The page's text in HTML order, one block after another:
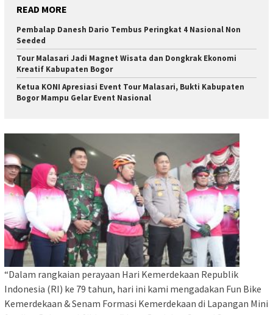
READ MORE
Pembalap Danesh Dario Tembus Peringkat 4 Nasional Non
Seeded
Tour Malasari Jadi Magnet Wisata dan Dongkrak Ekonomi
Kreatif Kabupaten Bogor
Ketua KONI Apresiasi Event Tour Malasari, Bukti Kabupaten
Bogor Mampu Gelar Event Nasional
“Dalam rangkaian perayaan Hari Kemerdekaan Republik
Indonesia (RI) ke 79 tahun, hari ini kami mengadakan Fun Bike
Kemerdekaan & Senam Formasi Kemerdekaan di Lapangan Mini